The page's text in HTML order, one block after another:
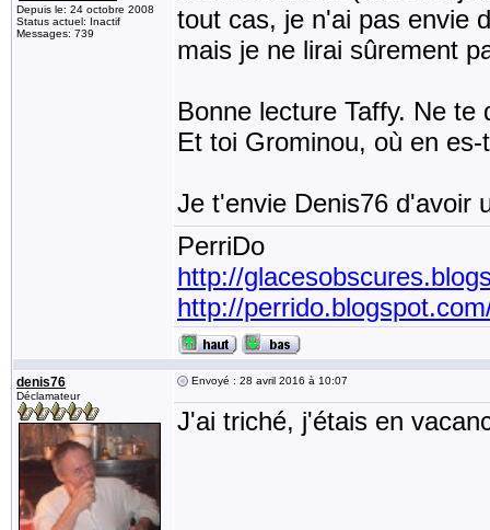
Depuis le: 24 octobre 2008
Status actuel: Inactif
Messages: 739
tout cas, je n'ai pas envie
mais je ne lirai sûrement
Bonne lecture Taffy. Ne
Et toi Grominou, où en es-
Je t'envie Denis76 d'avoir
PerriDo
http://
http://
denis76
Déclamateur
Envoyé : 28 avril 2016 à 10:07
J'ai triché, j'étais en